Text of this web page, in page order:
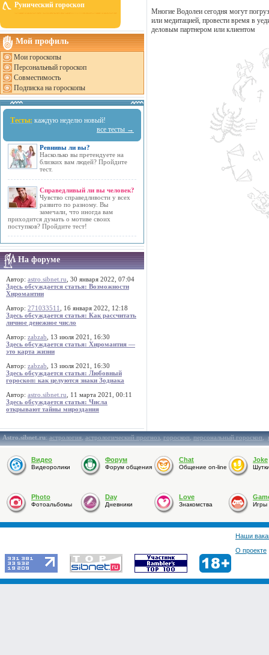
Рунический гороскоп
Мой профиль
Мои гороскопы
Персональный гороскоп
Совместимость
Подписка на гороскопы
Тесты: каждую неделю новый!
все тесты →
Ревнивы ли вы?
Насколько вы претендуете на
близких вам людей? Пройдите
тест.
Справедливый ли вы человек?
Чувство справедливости у всех
развито по разному. Вы
замечали, что иногда вам
приходится думать о мотиве своих
поступков? Пройдите тест!
На форуме
Автор: astro.sibnet.ru , 30 января 2022, 07:04
Здесь обсуждается статья: Возможности
Хиромантии
Автор: 271033511
, 16 января 2022, 12:18
Здесь обсуждается статья: Как рассчитать
личное денежное число
Автор: zabzab , 13 июля 2021, 16:30
Здесь обсуждается статья: Хиромантия —
это карта жизни
Автор: zabzab , 13 июля 2021, 16:30
Здесь обсуждается статья: Любовный
гороскоп: как целуются знаки Зодиака
Автор: astro.sibnet.ru , 11 марта 2021, 00:11
Здесь обсуждается статья: Числа
открывают тайны мироздания
Многие Водолеи сегодня могут
или медитацией, провести время в
деловым партнером или клиентом
Astro.sibnet.ru:астрология,астрологический прогноз,гороскоп,персональный гороскоп,
Видео
Видеоролики
Форум
Форум общения
Chat
Общение on-line
Joke
Photo
Фотоальбомы
Day
Дневники
Love
Знакомства Игры
Наши
О проекте